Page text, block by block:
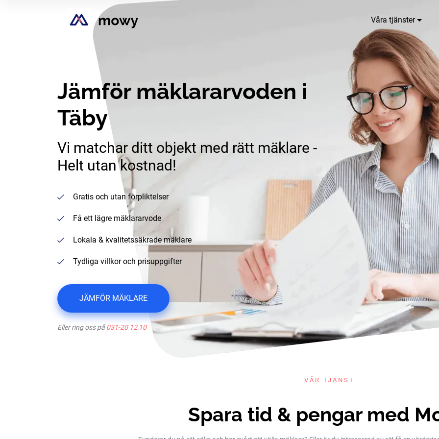
Våra tjänster
Jämför mäklararvoden i
Täby
Vi matchar ditt objekt med rätt mäklare -
Helt utan kostnad!
Gratis och utan förpliktelser
Få ett lägre mäklararvode
Lokala & kvalitetssäkrade mäklare
Tydliga villkor och prisuppgifter
JÄMFÖR MÄKLARE
Eller ring oss på 031-20 12 10
VÅR TJÄNST
Spara tid & pengar med